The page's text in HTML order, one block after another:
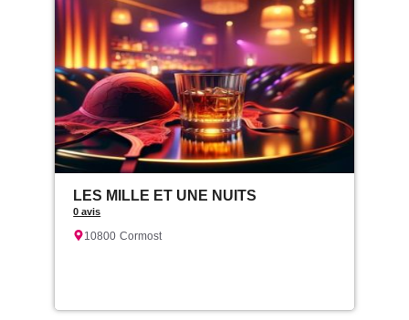
LES MILLE ET UNE NUITS
0 avis
10800 Cormost